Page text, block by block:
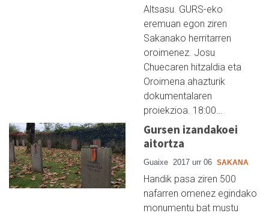
Altsasu. GURS-eko
eremuan egon ziren
Sakanako herritarren
oroimenez. Josu
Chuecaren hitzaldia eta
Oroimena ahazturik
dokumentalaren
proiekzioa. 18:00…
Gursen izandakoei
aitortza
Guaixe 2017 urr 06 SAKANA
Handik pasa ziren 500
nafarren omenez egindako
monumentu bat mustu